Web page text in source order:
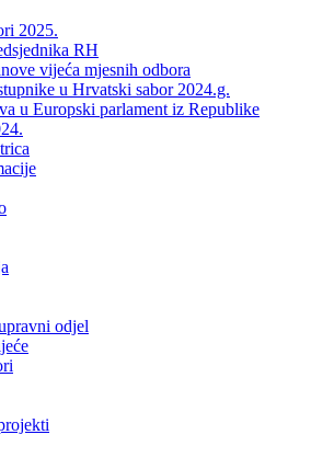
2025.
RH
vijeća mjesnih odbora
u Hrvatski sabor 2024.g.
u Europski parlament iz Republike
odjel